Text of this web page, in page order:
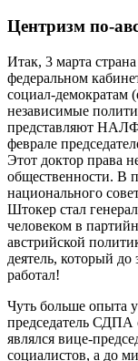
Центризм
Итак, 3 марта
федеральном
социал-демократам
независимые
представляют
феврале
Этот доктор права
общественности. В
национального
Штокер стал
человеком в
австрийской
деятель, который
работал!
Чуть больше опыта
председатель СДПА
являлся вице-
социалистов, а до